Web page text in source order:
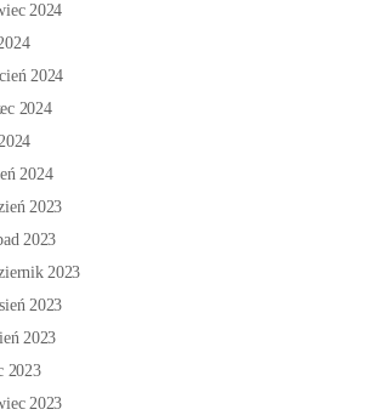
2024
2024
2024
2024
2023
2023
2023
2023
2023
2023
2023